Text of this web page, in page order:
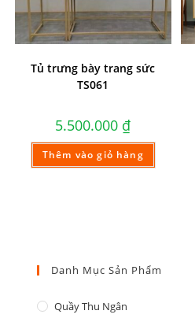
Tủ trưng bày trang sức
TS061
5.500.000 ₫
Thêm vào giỏ hàng
Danh Mục Sản Phẩm
Quầy Thu Ngân